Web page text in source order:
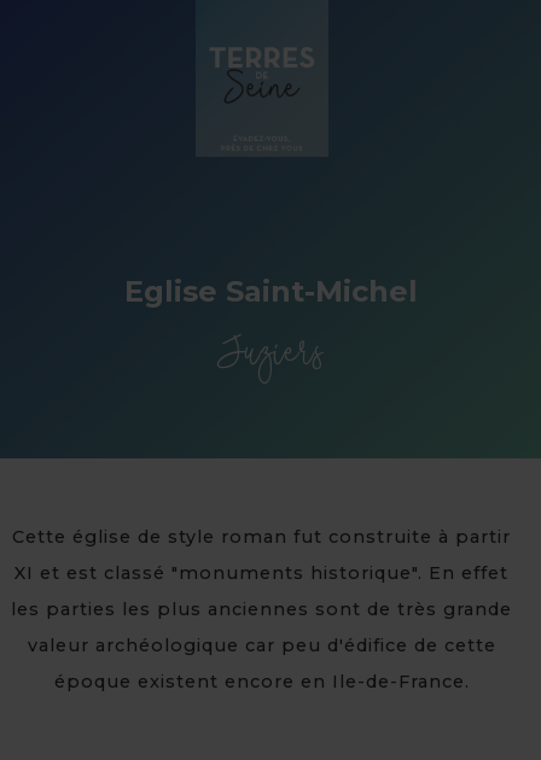
Eglise Saint-Michel
Juziers
Cette église de style roman fut construite à partir
XI et est classé "monuments historique". En effet
les parties les plus anciennes sont de très grande
valeur archéologique car peu d'édifice de cette
époque existent encore en Ile-de-France.